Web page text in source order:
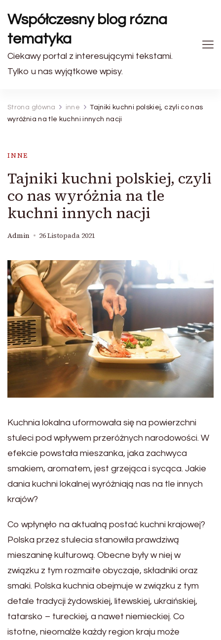
Współczesny blog rózna
tematyka
Ciekawy portal z interesującymi tekstami.
Tylko u nas wyjątkowe wpisy.
Strona główna inne
Tajniki kuchni polskiej, czyli co nas
wyróżnia na tle kuchni innych nacji
INNE
Tajniki kuchni polskiej, czyli
co nas wyróżnia na tle
kuchni innych nacji
Admin 26 Listopada 2021
Kuchnia lokalna uformowała się na powierzchni
stuleci pod wpływem przeróżnych narodowości. W
efekcie powstała mieszanka, jaka zachwyca
smakiem, aromatem, jest grzejąca i sycąca. Jakie
dania kuchni lokalnej wyróżniają nas na tle innych
krajów?
Co wpłynęło na aktualną postać kuchni krajowej?
Polska przez stulecia stanowiła prawdziwą
mieszaninę kulturową. Obecne były w niej w
związku z tym rozmaite obyczaje, składniki oraz
smaki. Polska kuchnia obejmuje w związku z tym
detale tradycji żydowskiej, litewskiej, ukraińskiej,
tatarsko – tureckiej, a nawet niemieckiej. Co
istotne, nieomalże każdy region kraju może